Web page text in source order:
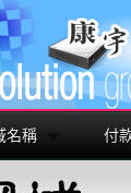
名稱 付